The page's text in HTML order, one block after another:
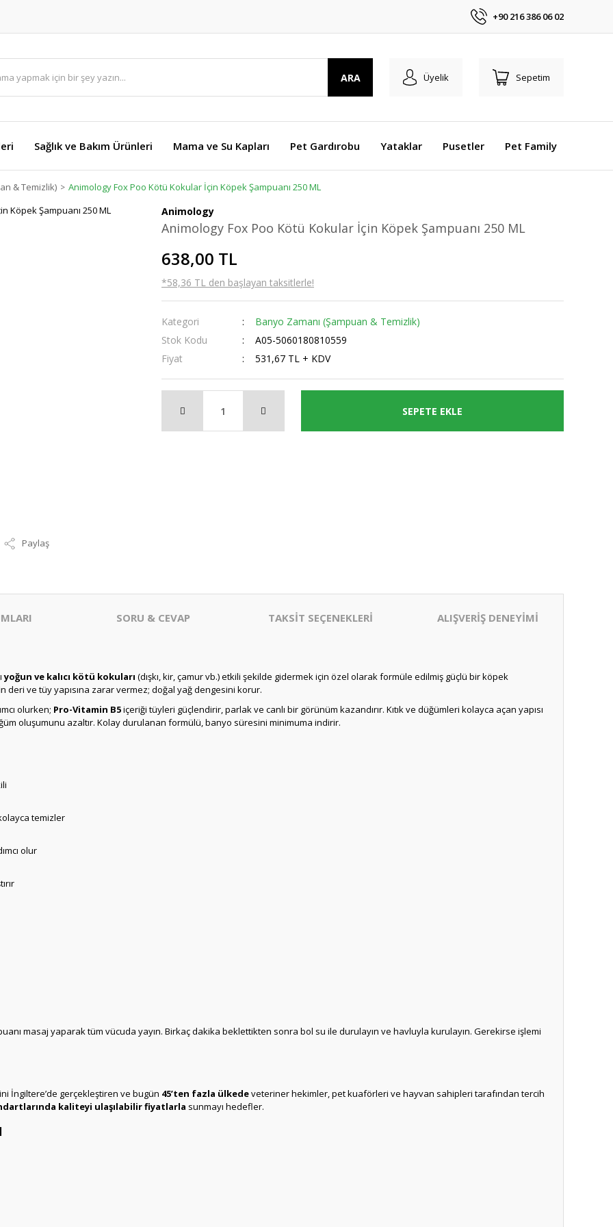
+90 216 386 06 02
ARA Üyelik Sepetim
Sağlık ve Bakım Ürünleri Mama ve Su Kapları Pet Gardırobu Yataklar Pusetler Pet Family
& Temizlik) Animology Fox Poo Kötü Kokular İçin Köpek Şampuanı 250 ML
Paylaş
Animology
Animology Fox Poo Kötü Kokular İçin Köpek Şampuanı 250 ML
638,00 TL
*58,36 TL den başlayan taksitlerle!
Kategori
Banyo Zamanı (Şampuan & Temizlik)
Stok Kodu
A05-5060180810559
Fiyat
531,67 TL + KDV
SEPETE EKLE
SORU & CEVAP TAKSİT SEÇENEKLERİ ALIŞVERİŞ DENEYİMİ
yoğun ve kalıcı kötü kokuları (dışkı, kir, çamur vb.) etkili şekilde gidermek için özel olarak formüle edilmiş güçlü bir köpek
deri ve tüy yapısına zarar vermez; doğal yağ dengesini korur.
olurken; Pro-Vitamin B5içeriği tüyleri güçlendirir, parlak ve canlı bir görünüm kazandırır. Kıtık ve düğümleri kolayca açan yapısı
oluşumunu azaltır. Kolay durulanan formülü, banyo süresini minimuma indirir.
temizler
olur
masaj yaparak tüm vücuda yayın. Birkaç dakika beklettikten sonra bol su ile durulayın ve havluyla kurulayın. Gerekirse işlemi
İngiltere’de gerçekleştiren ve bugün 45’ten fazla ülkedeveteriner hekimler, pet kuaförleri ve hayvan sahipleri tarafından tercih
kaliteyi ulaşılabilir fiyatlarla sunmayı hedefler.